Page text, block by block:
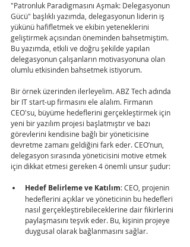
"Patronluk Paradigmasını Aşmak: Delegasyonun
Gücü" başlıklı yazımda, delegasyonun liderin iş
yükünü hafifletmek ve ekibin yeteneklerini
geliştirmek açısından öneminden bahsetmiştim.
Bu yazımda, etkili ve doğru şekilde yapılan
delegasyonun çalışanların motivasyonuna olan
olumlu etkisinden bahsetmek istiyorum.
Bir örnek üzerinden ilerleyelim. ABZ Tech adında
bir IT start-up firmasını ele alalım. Firmanın
CEO'su, büyüme hedeflerini gerçekleştirmek için
yeni bir yazılım projesi başlatmıştır ve bazı
görevlerini kendisine bağlı bir yöneticisine
devretme zamanı geldiğini fark eder. CEO’nun,
delegasyon sırasında yöneticisini motive etmek
için dikkat etmesi gereken 4 önemli unsur şudur:
Hedef Belirleme ve Katılım: CEO, projenin
hedeflerini açıklar ve yöneticinin bu hedefleri
nasıl gerçekleştirebileceklerine dair fikirlerini
paylaşmasını teşvik eder. Bu, kişinin projeye
duygusal olarak bağlanmasını sağlar.